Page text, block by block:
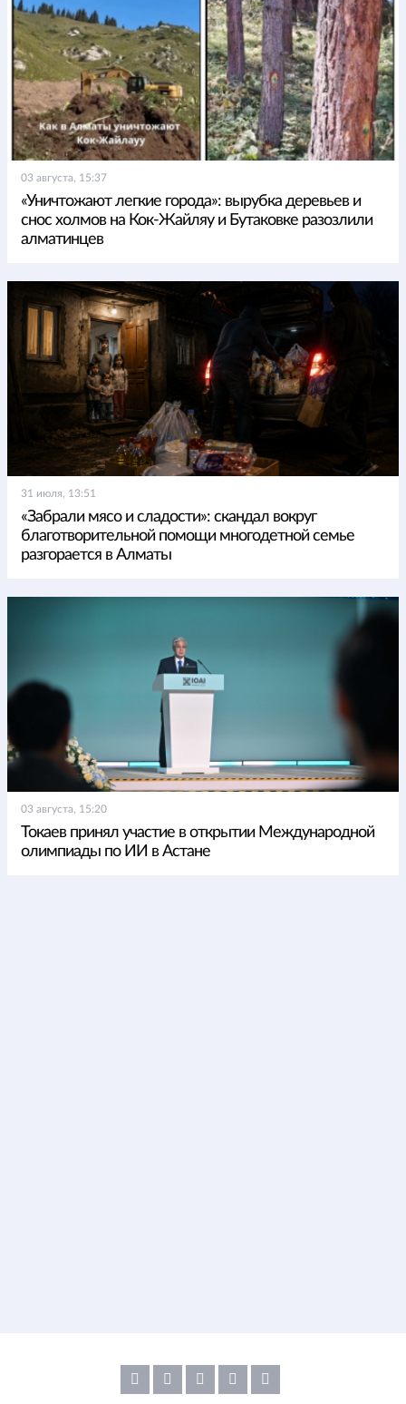
03 августа, 15:37
«Уничтожают легкие города»: вырубка деревьев и
снос холмов на Кок-Жайляу и Бутаковке разозлили
алматинцев
31 июля, 13:51
«Забрали мясо и сладости»: скандал вокруг
благотворительной помощи многодетной семье
разгорается в Алматы
03 августа, 15:20
Токаев принял участие в открытии Международной
олимпиады по ИИ в Астане